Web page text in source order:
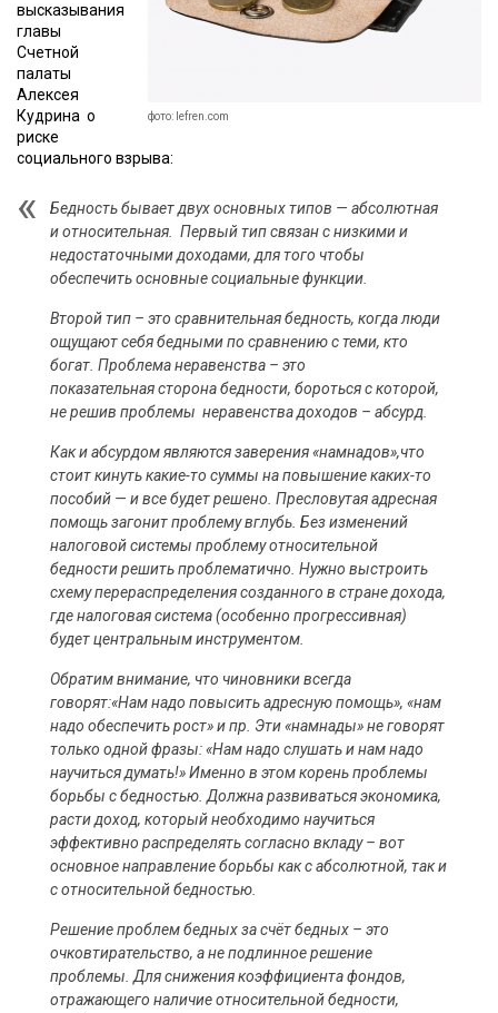
фото: lefren.com
высказывания
главы
Счетной
палаты
Алексея
Кудрина о
риске
социального взрыва:
Бедность бывает двух основных типов — абсолютная
и относительная. Первый тип связан с низкими и
недостаточными доходами, для того чтобы
обеспечить основные социальные функции.
Второй тип – это сравнительная бедность, когда люди
ощущают себя бедными по сравнению с теми, кто
богат. Проблема неравенства – это
показательная сторона бедности, бороться с которой,
не решив проблемы неравенства доходов – абсурд.
Как и абсурдом являются заверения «намнадов»,что
стоит кинуть какие-то суммы на повышение каких-то
пособий — и все будет решено. Пресловутая адресная
помощь загонит проблему вглубь. Без изменений
налоговой системы проблему относительной
бедности решить проблематично. Нужно выстроить
схему перераспределения созданного в стране дохода,
где налоговая система (особенно прогрессивная)
будет центральным инструментом.
Обратим внимание, что чиновники всегда
говорят:«Нам надо повысить адресную помощь», «нам
надо обеспечить рост» и пр. Эти «намнады» не говорят
только одной фразы: «Нам надо слушать и нам надо
научиться думать!» Именно в этом корень проблемы
борьбы с бедностью. Должна развиваться экономика,
расти доход, который необходимо научиться
эффективно распределять согласно вкладу – вот
основное направление борьбы как с абсолютной, так и
с относительной бедностью.
Решение проблем бедных за счёт бедных – это
очковтирательство, а не подлинное решение
проблемы. Для снижения коэффициента фондов,
отражающего наличие относительной бедности,